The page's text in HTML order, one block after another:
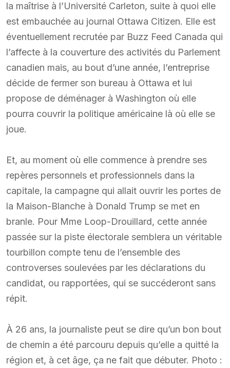
la maîtrise à l’Université Carleton, suite à quoi elle
est embauchée au journal Ottawa Citizen. Elle est
éventuellement recrutée par Buzz Feed Canada qui
l’affecte à la couverture des activités du Parlement
canadien mais, au bout d’une année, l’entreprise
décide de fermer son bureau à Ottawa et lui
propose de déménager à Washington où elle
pourra couvrir la politique américaine là où elle se
joue.
Et, au moment où elle commence à prendre ses
repères personnels et professionnels dans la
capitale, la campagne qui allait ouvrir les portes de
la Maison-Blanche à Donald Trump se met en
branle. Pour Mme Loop-Drouillard, cette année
passée sur la piste électorale semblera un véritable
tourbillon compte tenu de l’ensemble des
controverses soulevées par les déclarations du
candidat, ou rapportées, qui se succéderont sans
répit.
À 26 ans, la journaliste peut se dire qu’un bon bout
de chemin a été parcouru depuis qu’elle a quitté la
région et, à cet âge, ça ne fait que débuter. Photo :